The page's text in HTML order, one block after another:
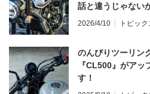
話と違うじゃない
てならず／
2026/4/10 トピック
のんびりツーリン
『CL500』がア
す！